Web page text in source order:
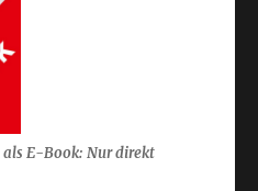
E-Book: Nur direkt